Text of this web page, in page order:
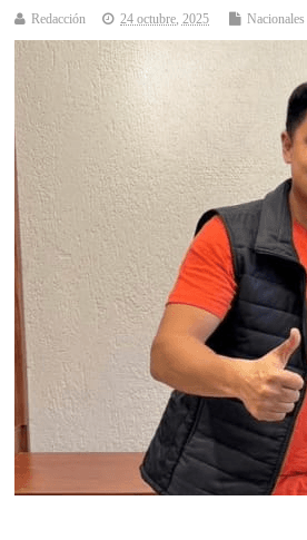
Redacción 24 octubre, 2025 Nacionales